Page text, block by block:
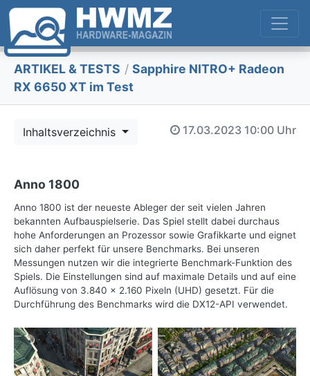
ARTIKEL & TESTS / Sapphire NITRO+ Radeon
RX 6650 XT im Test
Inhaltsverzeichnis 17.03.2023 10:00 Uhr
Anno 1800
Anno 1800 ist der neueste Ableger der seit vielen Jahren
bekannten Aufbauspielserie. Das Spiel stellt dabei durchaus
hohe Anforderungen an Prozessor sowie Grafikkarte und eignet
sich daher perfekt für unsere Benchmarks. Bei unseren
Messungen nutzen wir die integrierte Benchmark-Funktion des
Spiels. Die Einstellungen sind auf maximale Details und auf eine
Auflösung von 3.840 x 2.160 Pixeln (UHD) gesetzt. Für die
Durchführung des Benchmarks wird die DX12-API verwendet.